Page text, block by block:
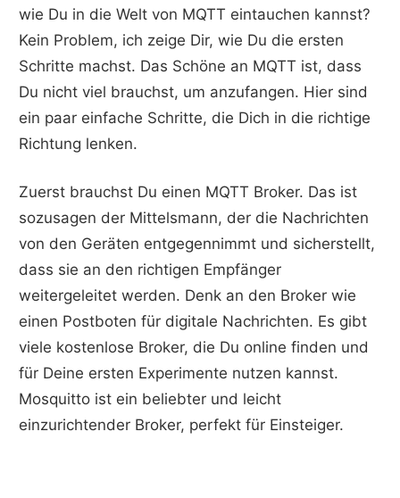
wie Du in die Welt von MQTT eintauchen kannst?
Kein Problem, ich zeige Dir, wie Du die ersten
Schritte machst. Das Schöne an MQTT ist, dass
Du nicht viel brauchst, um anzufangen. Hier sind
ein paar einfache Schritte, die Dich in die richtige
Richtung lenken.
Zuerst brauchst Du einen MQTT Broker. Das ist
sozusagen der Mittelsmann, der die Nachrichten
von den Geräten entgegennimmt und sicherstellt,
dass sie an den richtigen Empfänger
weitergeleitet werden. Denk an den Broker wie
einen Postboten für digitale Nachrichten. Es gibt
viele kostenlose Broker, die Du online finden und
für Deine ersten Experimente nutzen kannst.
Mosquitto ist ein beliebter und leicht
einzurichtender Broker, perfekt für Einsteiger.